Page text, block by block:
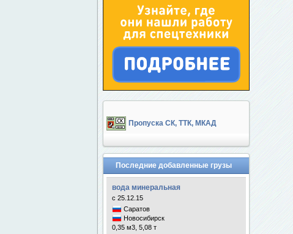
Пропуска СК, ТТК, МКАД
Последние добавленные грузы
вода минеральная
с 25.12.15
Саратов
Новосибирск
0,35 м3, 5,08 т